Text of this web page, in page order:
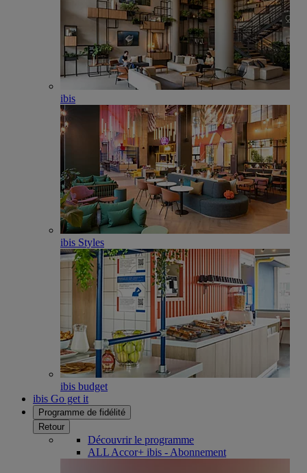
ibis
ibis Styles
ibis budget
ibis Go get it
Programme de fidélité
Retour
Découvrir le programme
ALL Accor+ ibis - Abonnement